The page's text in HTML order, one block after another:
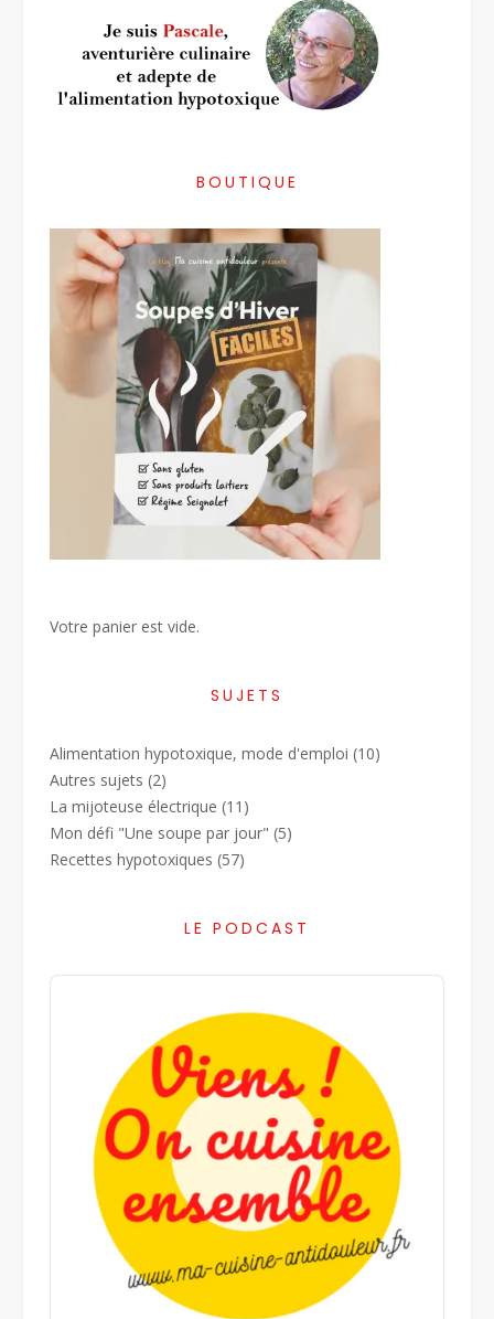
BOUTIQUE
Votre panier est vide.
SUJETS
Alimentation hypotoxique, mode d'emploi (10)
Autres sujets (2)
La mijoteuse électrique (11)
Mon défi "Une soupe par jour" (5)
Recettes hypotoxiques (57)
LE PODCAST
Audio